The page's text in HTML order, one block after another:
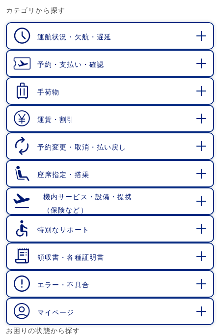
カテゴリから探す
運航状況・欠航・遅延
予約・支払い・確認
手荷物
運賃・割引
予約変更・取消・払い戻し
座席指定・搭乗
機内サービス・設備・提携
（保険など）
特別なサポート
領収書・各種証明書
エラー・不具合
マイページ
お困りの状態から探す